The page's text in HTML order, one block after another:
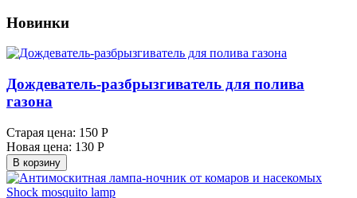
Новинки
Дождеватель-разбрызгиватель для полива
газона
Старая цена: 150 Р
Новая цена: 130 Р
В корзину